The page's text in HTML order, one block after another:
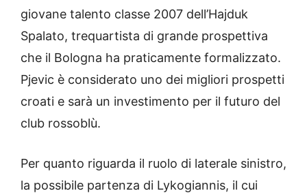
giovane talento classe 2007 dell’Hajduk
Spalato, trequartista di grande prospettiva
che il Bologna ha praticamente formalizzato.
Pjevic è considerato uno dei migliori prospetti
croati e sarà un investimento per il futuro del
club rossoblù.
Per quanto riguarda il ruolo di laterale sinistro,
la possibile partenza di Lykogiannis, il cui